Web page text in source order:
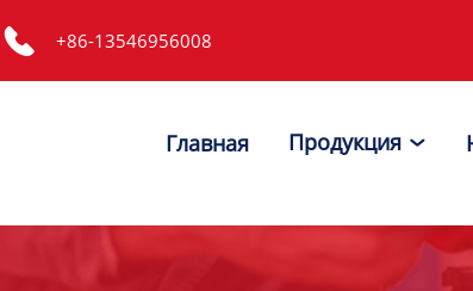
 +86-13546956008
Главная Продукция 